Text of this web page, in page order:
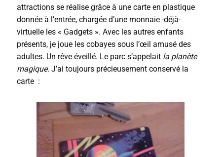
attractions se réalise grâce à une carte en plastique
donnée à l’entrée, chargée d’une monnaie -déjà-
virtuelle les « Gadgets ». Avec les autres enfants
présents, je joue les cobayes sous l’œil amusé des
adultes. Un rêve éveillé. Le parc s’appelait la planète
magique. J’ai toujours précieusement conservé la
carte :